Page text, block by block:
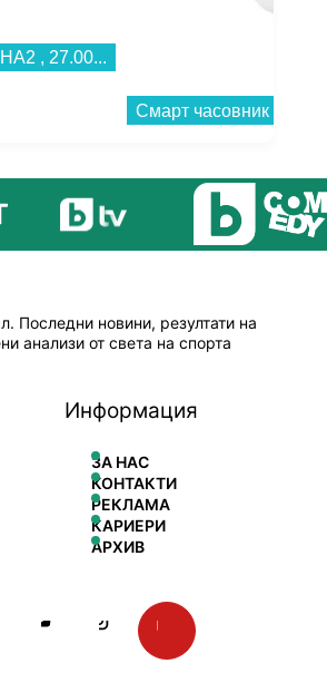
, 27.00...
Последни новини, резултати на
анализи от света на спорта
Информация
ЗА НАС
КОНТАКТИ
РЕКЛАМА
КАРИЕРИ
АРХИВ